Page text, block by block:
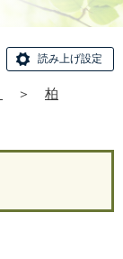
読み上げ設定
＞
柏